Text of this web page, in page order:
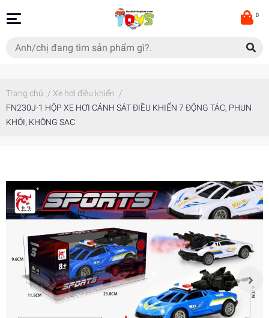
0
Trang chủ / Xe hơi điều khiển /
FN230J-1 HỘP XE HƠI CẢNH SÁT ĐIỀU KHIỂN 7 ĐỘNG TÁC, PHUN
KHÓI, KHÔNG SẠC